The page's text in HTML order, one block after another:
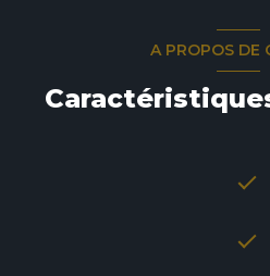
A PROPOS DE